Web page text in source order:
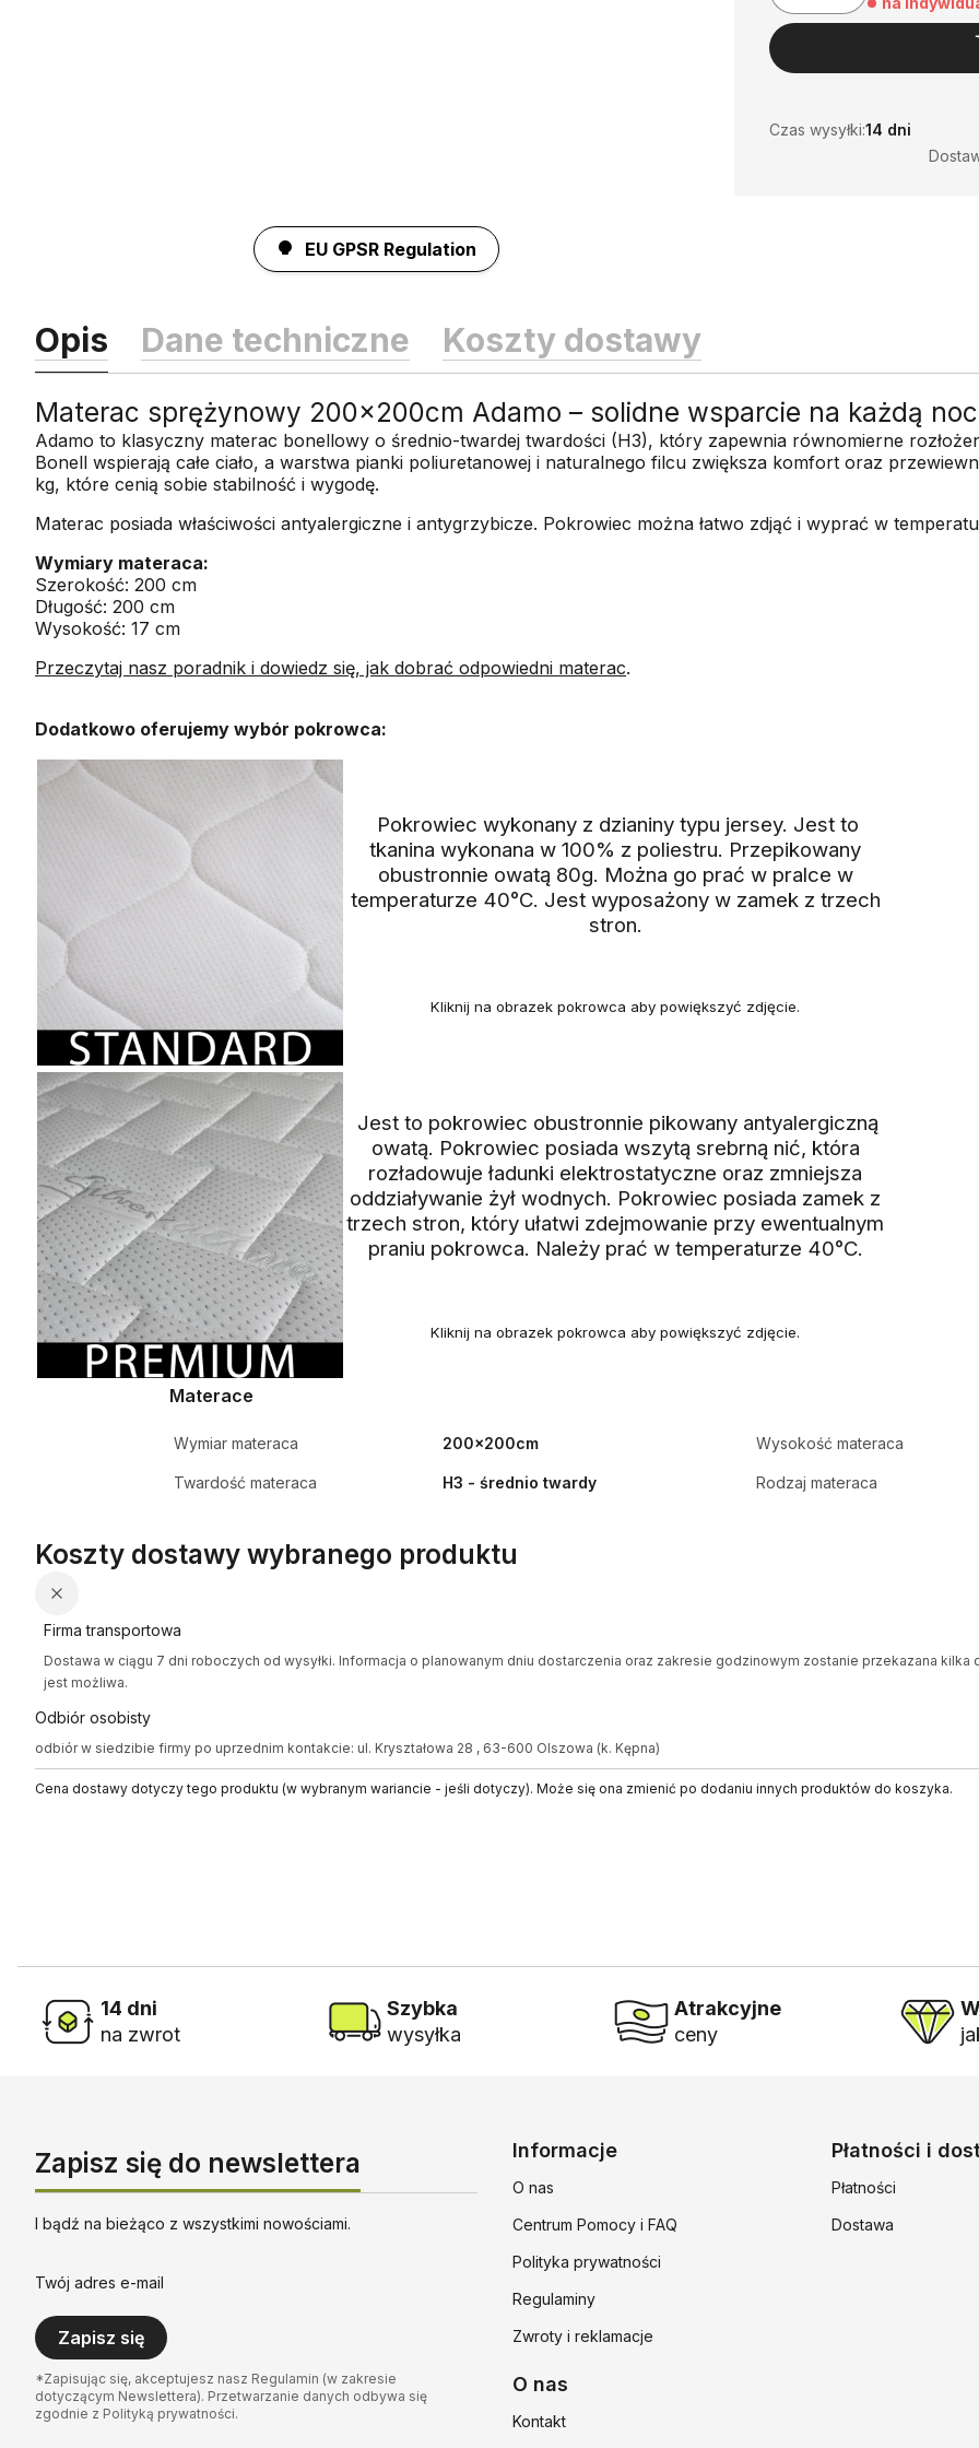
Czas wysyłki:14 dni
EU GPSR Regulation
Opis Dane techniczne Koszty dostawy
Materac sprężynowy 200x200cm Adamo – solidne wsparcie na każdą noc
Adamo to klasyczny materac bonellowy o średnio-twardej twardości (H3), który zapewnia równomierne
Bonell wspierają całe ciało, a warstwa pianki poliuretanowej i naturalnego filcu zwiększa komfort oraz
kg, które cenią sobie stabilność i wygodę.
Materac posiada właściwości antyalergiczne i antygrzybicze. Pokrowiec można łatwo zdjąć i wyprać w
Wymiary materaca:
Szerokość: 200 cm
Długość: 200 cm
Wysokość: 17 cm
Przeczytaj nasz poradnik i dowiedz się, jak dobrać odpowiedni materac.
Dodatkowo oferujemy wybór pokrowca:
Pokrowiec wykonany z dzianiny typu jersey. Jest to
tkanina wykonana w 100% z poliestru. Przepikowany
obustronnie owatą 80g. Można go prać w pralce w
temperaturze 40°C. Jest wyposażony w zamek z trzech
stron.
Kliknij na obrazek pokrowca aby powiększyć zdjęcie.
Jest to pokrowiec obustronnie pikowany antyalergiczną
owatą. Pokrowiec posiada wszytą srebrną nić, która
rozładowuje ładunki elektrostatyczne oraz zmniejsza
oddziaływanie żył wodnych. Pokrowiec posiada zamek z
trzech stron, który ułatwi zdejmowanie przy ewentualnym
praniu pokrowca. Należy prać w temperaturze 40°C.
Kliknij na obrazek pokrowca aby powiększyć zdjęcie.
Materace
Wymiar materaca 200x200cm Wysokość materaca
Twardość materaca H3 - średnio twardy Rodzaj materaca
Koszty dostawy wybranego produktu
Firma transportowa
Dostawa w ciągu 7 dni roboczych od wysyłki. Informacja o planowanym dniu dostarczenia oraz zakresie godzinowym zostanie przekazana kilka
jest możliwa.
Odbiór osobisty
odbiór w siedzibie firmy po uprzednim kontakcie: ul. Kryształowa 28 , 63-600 Olszowa (k. Kępna)
Cena dostawy dotyczy tego produktu (w wybranym wariancie - jeśli dotyczy). Może się ona zmienić po dodaniu innych produktów do koszyka.
14 dni
na zwrot
Szybka
wysyłka
Atrakcyjne
ceny
Zapisz się do newslettera
I bądź na bieżąco z wszystkimi nowościami.
Twój adres e-mail
Zapisz się
*Zapisując się, akceptujesz nasz Regulamin (w zakresie
dotyczącym Newslettera). Przetwarzanie danych odbywa się
zgodnie z Polityką prywatności.
Linki w stopce
Informacje
O nas
Centrum Pomocy i FAQ
Polityka prywatności
Regulaminy
Zwroty i reklamacje
Płatności i
Płatności
Dostawa
O nas
Kontakt